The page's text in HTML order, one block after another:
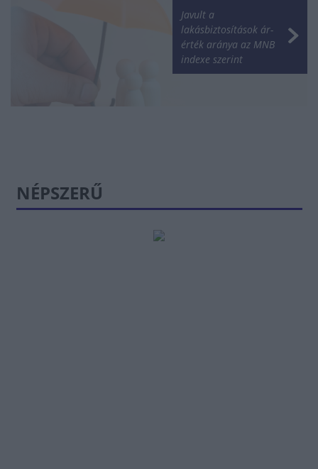
Javult a
lakásbiztosítások ár-
érték aránya az MNB
indexe szerint
NÉPSZERŰ